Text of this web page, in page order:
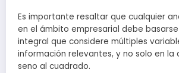
Es importante resaltar que cualquier
en el ámbito empresarial debe
integral que considere múltiples
información relevantes, y no solo en la
seno al cuadrado.